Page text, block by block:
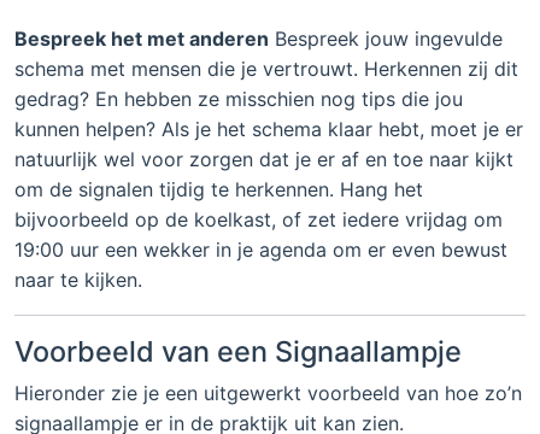
Bespreek het met anderen Bespreek jouw ingevulde
schema met mensen die je vertrouwt. Herkennen zij dit
gedrag? En hebben ze misschien nog tips die jou
kunnen helpen? Als je het schema klaar hebt, moet je er
natuurlijk wel voor zorgen dat je er af en toe naar kijkt
om de signalen tijdig te herkennen. Hang het
bijvoorbeeld op de koelkast, of zet iedere vrijdag om
19:00 uur een wekker in je agenda om er even bewust
naar te kijken.
Voorbeeld van een Signaallampje
Hieronder zie je een uitgewerkt voorbeeld van hoe zo’n
signaallampje er in de praktijk uit kan zien.